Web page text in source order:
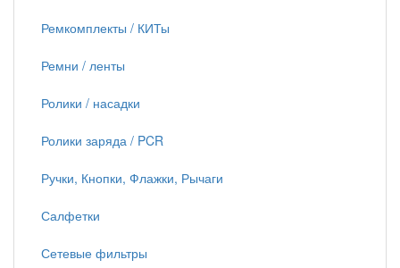
Ремкомплекты / КИТы
Ремни / ленты
Ролики / насадки
Ролики заряда / PCR
Ручки, Кнопки, Флажки, Рычаги
Салфетки
Сетевые фильтры